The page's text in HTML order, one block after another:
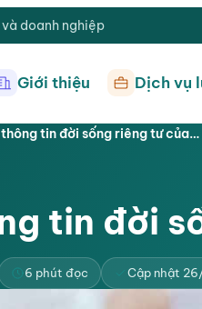
doanh nghiệp
Giới thiệu Dịch vụ
tin đời sống riêng tư của…
tin đời
6 phút đọc Cập nhật